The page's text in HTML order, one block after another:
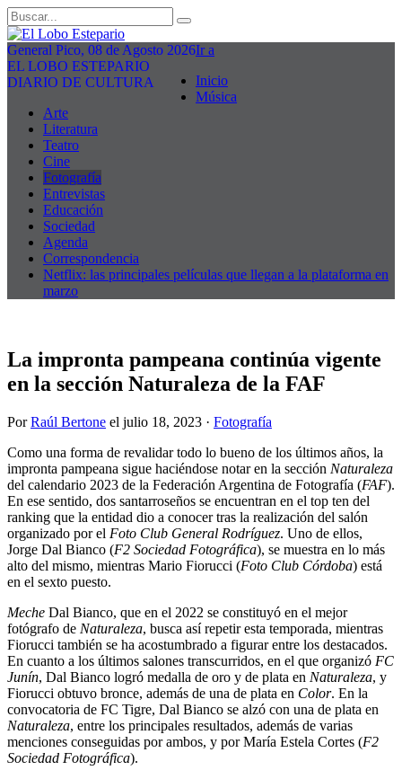
General Pico, 08 de Agosto 2026
EL LOBO ESTEPARIO
DIARIO DE CULTURA
Ir a
Inicio
Música
Arte
Literatura
Teatro
Cine
Fotografía
Entrevistas
Educación
Sociedad
Agenda
Correspondencia
Netflix: las principales películas que llegan a la plataforma en
marzo
La impronta pampeana continúa vigente
en la sección Naturaleza de la FAF
PorRaúl Bertone el julio 18, 2023 · Fotografía
Como una forma de revalidar todo lo bueno de los últimos años, la
impronta pampeana sigue haciéndose notar en la sección Naturaleza
del calendario 2023 de la Federación Argentina de Fotografía (FAF).
En ese sentido, dos santarroseños se encuentran en el top ten del
ranking que la entidad dio a conocer tras la realización del salón
organizado por el Foto Club General Rodríguez. Uno de ellos,
Jorge Dal Bianco (F2 Sociedad Fotográfica), se muestra en lo más
alto del mismo, mientras Mario Fiorucci (Foto Club Córdoba) está
en el sexto puesto.
Meche Dal Bianco, que en el 2022 se constituyó en el mejor
fotógrafo de Naturaleza, busca así repetir esta temporada, mientras
Fiorucci también se ha acostumbrado a figurar entre los destacados.
En cuanto a los últimos salones transcurridos, en el que organizó FC
Junín, Dal Bianco logró medalla de oro y de plata en Naturaleza, y
Fiorucci obtuvo bronce, además de una de plata en Color. En la
convocatoria de FC Tigre, Dal Bianco se alzó con una de plata en
Naturaleza, entre los principales resultados, además de varias
menciones conseguidas por ambos, y por María Estela Cortes (F2
Sociedad Fotográfica).